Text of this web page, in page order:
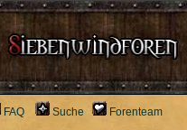
FAQ Suche Forenteam